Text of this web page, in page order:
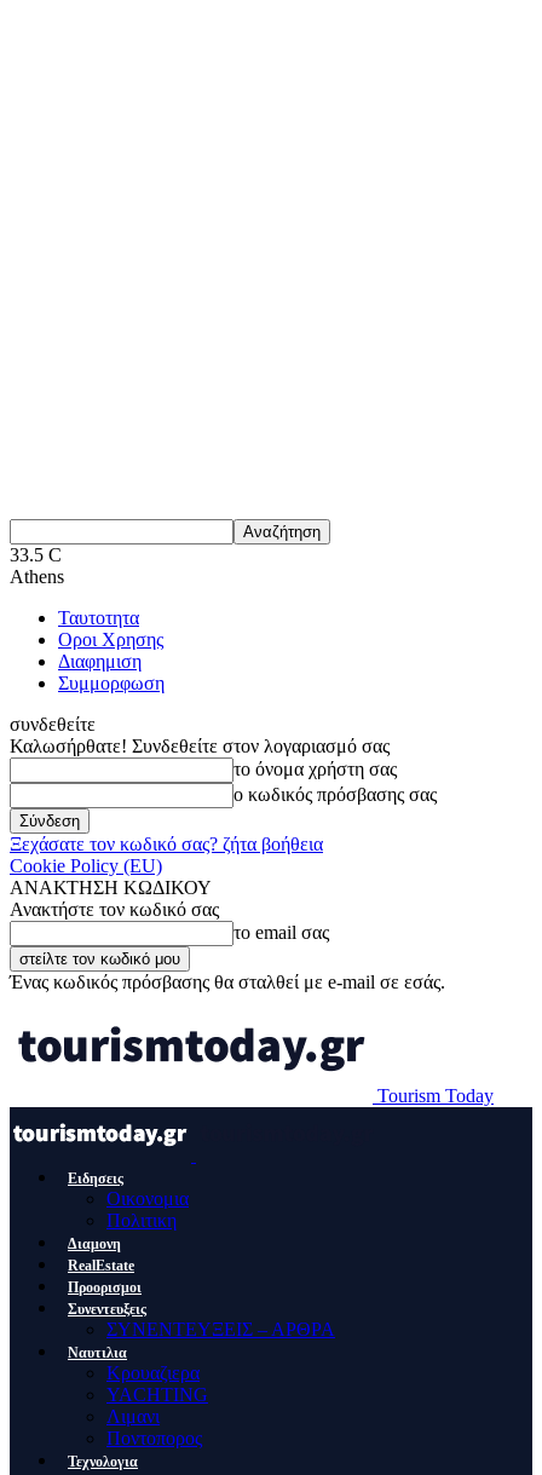
33.5 C
Athens
Ταυτοτητα
Οροι Χρησης
Διαφημιση
Συμμορφωση
συνδεθείτε
Καλωσήρθατε! Συνδεθείτε στον λογαριασμό σας
το όνομα χρήστη σας
ο κωδικός πρόσβασης σας
Ξεχάσατε τον κωδικό σας? ζήτα βοήθεια
Cookie Policy (EU)
ΑΝΑΚΤΗΣΗ ΚΩΔΙΚΟΥ
Ανακτήστε τον κωδικό σας
το email σας
Ένας κωδικός πρόσβασης θα σταλθεί με e-mail σε εσάς.
Tourism Today
Ειδησεις
Οικονομια
Πολιτικη
Διαμονη
RealEstate
Προορισμοι
Συνεντευξεις
ΣΥΝΕΝΤΕΥΞΕΙΣ – ΑΡΘΡΑ
Ναυτιλια
Κρουαζιερα
YACHTING
Λιμανι
Ποντοπορος
Τεχνολογια